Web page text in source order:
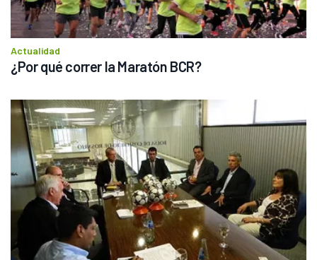
Actualidad
¿Por qué correr la Maratón BCR?